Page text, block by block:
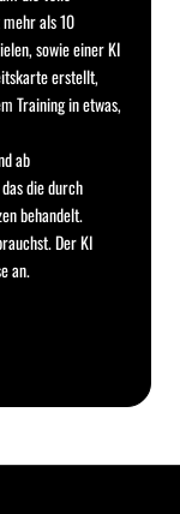
als 10
sowie einer KI
erstellt,
Training in etwas,
ab
die durch
behandelt.
Der KI
an.